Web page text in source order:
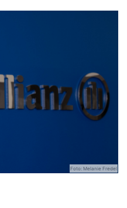
Foto: Melanie Fredel